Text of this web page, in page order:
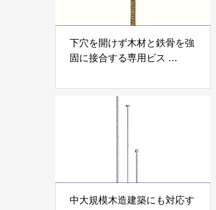
下穴を開けず木材と鉄骨を強
固に接合する専用ビス
株式会社
中大規模木造建築にも対応す